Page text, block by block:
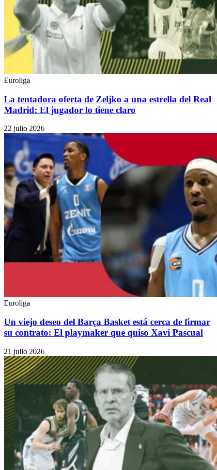
Euroliga
La tentadora oferta de Zeljko a una estrella del Real
Madrid: El jugador lo tiene claro
22 julio 2026
Euroliga
Un viejo deseo del Barça Basket está cerca de firmar
su contrato: El playmaker que quiso Xavi Pascual
21 julio 2026